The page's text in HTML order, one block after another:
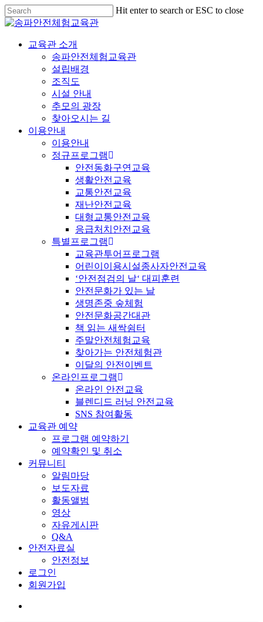
Hit enter to search or ESC to close
교육관 소개
송파안전체험교육관
설립배경
조직도
시설 안내
추모의 광장
찾아오시는 길
이용안내
이용안내
정규프로그램
안전동화구연교육
생활안전교육
교통안전교육
재난안전교육
대형교통안전교육
응급처치안전교육
특별프로그램
교육관투어프로그램
어린이이용시설종사자안전교육
‘안전점검의 날‘ 대피훈련
안전문화가 있는 날
생명존중 숲체험
안전문화공간대관
책 읽는 새싹쉼터
주말안전체험교육
찾아가는 안전체험관
이달의 안전이벤트
온라인프로그램
온라인 안전교육
블렌디드 러닝 안전교육
SNS 참여활동
교육관 예약
프로그램 예약하기
예약확인 및 취소
커뮤니티
알림마당
보도자료
활동앨범
영상
자유게시판
Q&A
안전자료실
안전정보
로그인
회원가입